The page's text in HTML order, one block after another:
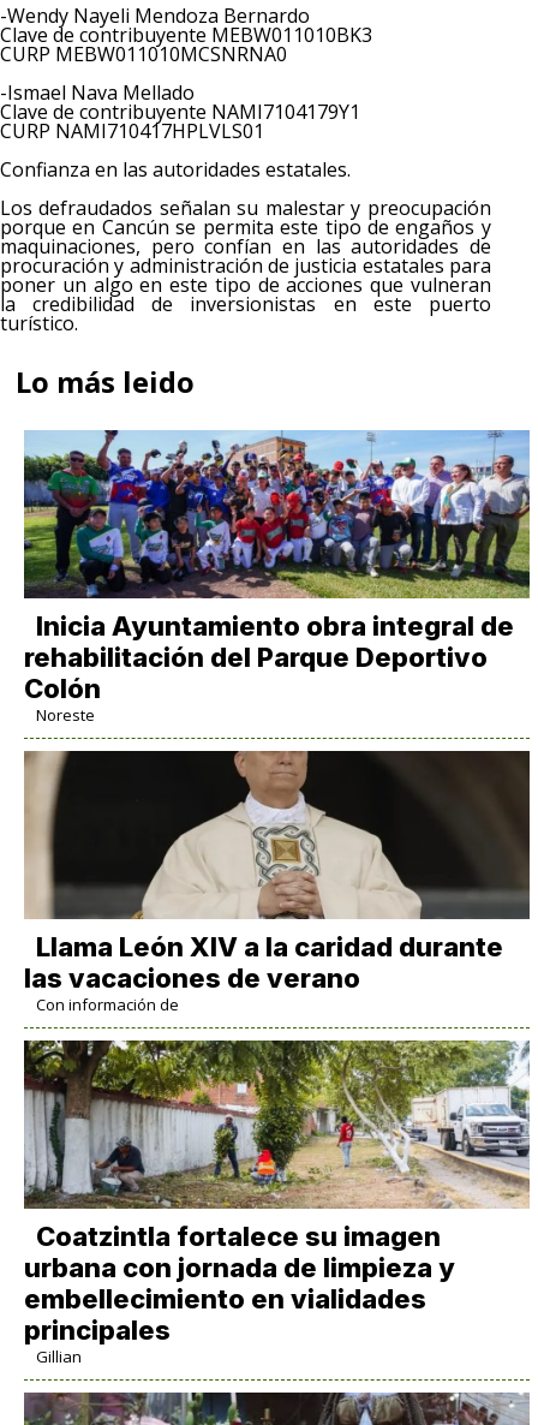
-Wendy Nayeli Mendoza Bernardo
Clave de contribuyente MEBW011010BK3
CURP MEBW011010MCSNRNA0
-Ismael Nava Mellado
Clave de contribuyente NAMI7104179Y1
CURP NAMI710417HPLVLS01
Confianza en las autoridades estatales.
Los defraudados señalan su malestar y preocupación
porque en Cancún se permita este tipo de engaños y
maquinaciones, pero confían en las autoridades de
procuración y administración de justicia estatales para
poner un algo en este tipo de acciones que vulneran
la credibilidad de inversionistas en este puerto
turístico.
Lo más leido
Inicia Ayuntamiento obra integral de
rehabilitación del Parque Deportivo
Colón
Noreste
Llama León XIV a la caridad durante
las vacaciones de verano
Con información de
Coatzintla fortalece su imagen
urbana con jornada de limpieza y
embellecimiento en vialidades
principales
Gillian